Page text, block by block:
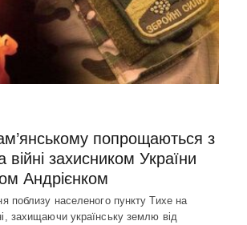
попрощаються з
війні захисником України
Андрієнком
поблизу населеного пункту Тихе на
захищаючи українську землю від